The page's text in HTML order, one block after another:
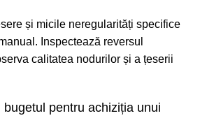
și micile neregularități specifice
Inspectează reversul
calitatea nodurilor și a țeserii
pentru achiziția unui